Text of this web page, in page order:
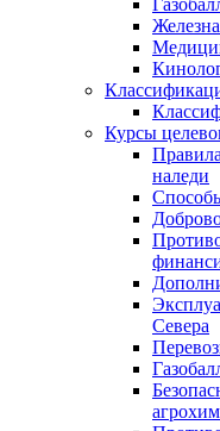
Курсы
наледи
Севера